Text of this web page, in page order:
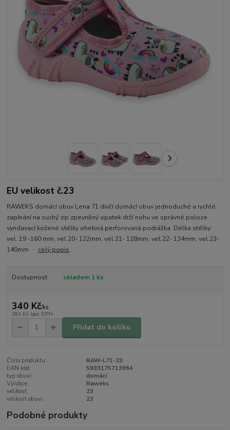
EU velikost č.23
RAWEKS domácí obuv Lena 71 dívčí domácí obuv jednoduché a rychlé
zapínání na suchý zip zpevněný opatek drží nohu ve správné poloze
vyndavací kožené stélky ohebná perforovaná podrážka Délka stélky:
vel. 19 -160 mm, vel.20- 122mm, vel.21- 128mm, vel.22- 134mm, vel.23-
140mm celý popis
Dostupnost skladem 1 ks
340 Kč/ks
281 Kč bez DPH
Přidat do košíku
Číslo produktu:
RAW-L71-23
EAN kód:
5903175713964
typ obuvi:
domácí
Výrobce:
Raweks
velikost:
23
velikost obuvi:
23
Podobné produkty